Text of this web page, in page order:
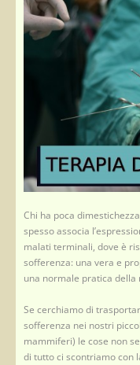
Chi ha poca
spesso associa
malati terminali, dove è
sofferenza: una vera e
una normale pratica
Se cerchiamo di
sofferenza nei nostri
mammiferi) le cose non
di tutto ci scontriamo con